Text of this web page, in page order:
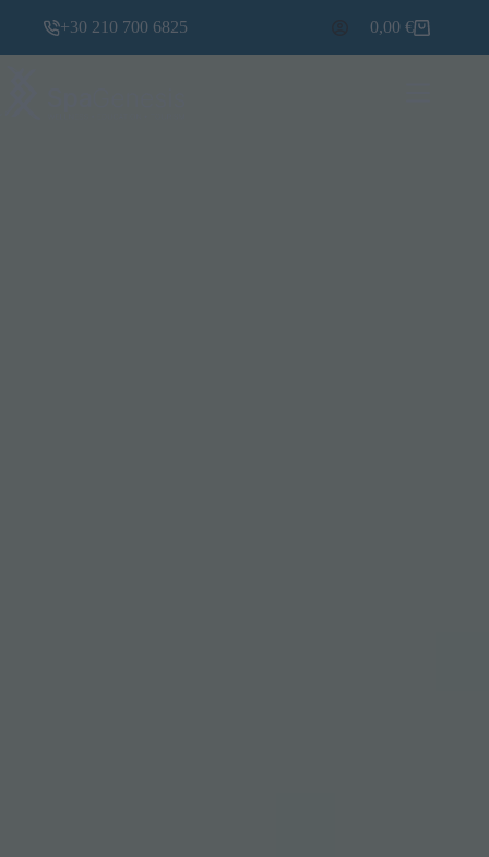
+30 210 700 6825 0,00€